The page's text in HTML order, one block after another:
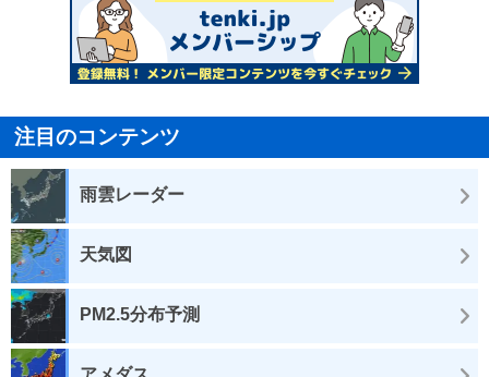
注目のコンテンツ
雨雲レーダー
天気図
PM2.5分布予測